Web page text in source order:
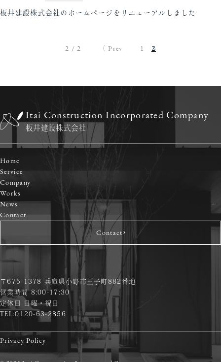
板井建設株式会社のホームページをリニューアルしました
2 / 2 〈 Prev 1 2
Itai Construction Incorporated Company
板井建設株式会社
Home
Service
Company
Works
News
Contact
Contact
〒675-1378 兵庫県小野市王子町882番地
営業時間 8:00-17:30
定休日 日曜・祝日
TEL:0120-63-2856
Privacy Policy